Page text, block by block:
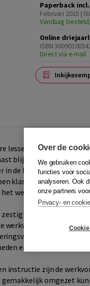
Paperback
Februari 2015 |
Vandaag
Online
ISBN
Direct via e-mail
lessen waarmee
blijven docenten
de klas gebeurt. Hoe
klas voor het
werk met die
verschillende
zijn
aanduiden,
en didactische tips
instructie zijn de
gemakkelijk omgezet
Over de
We gebruiken
functies voor
analyseren. Ook
onze partners
Privacy- en